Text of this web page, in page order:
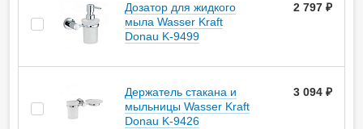
Дозатор для жидкого
мыла Wasser Kraft
Donau K-9499
2 797
Держатель стакана и
мыльницы Wasser Kraft
Donau K-9426
3 094